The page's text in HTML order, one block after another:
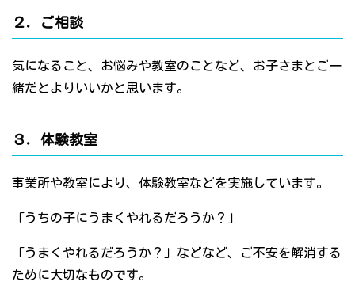
２．ご相談
気になること、お悩みや教室のことなど、お子さまとご一
緒だとよりいいかと思います。
３．体験教室
事業所や教室により、体験教室などを実施しています。
「うちの子にうまくやれるだろうか？」
「うまくやれるだろうか？」などなど、ご不安を解消する
ために大切なものです。